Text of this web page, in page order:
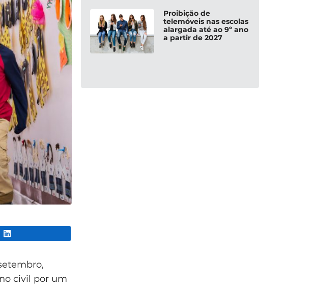
civil por um
Proibição de
telemóveis nas escolas
alargada até ao 9º ano
a partir de 2027